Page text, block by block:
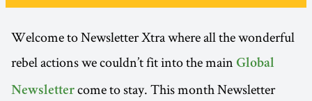
Welcome to Newsletter Xtra where all the wonderful
rebel actions we couldn’t fit into the main Global
Newsletter come to stay. This month Newsletter